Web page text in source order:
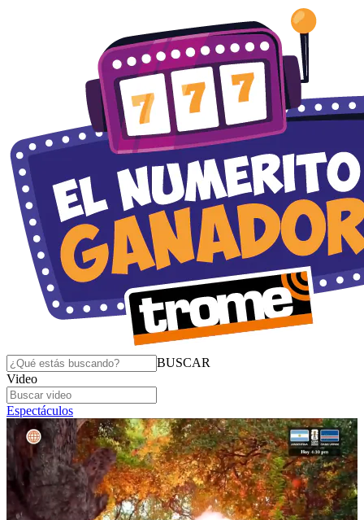
BUSCAR
Video
Espectáculos